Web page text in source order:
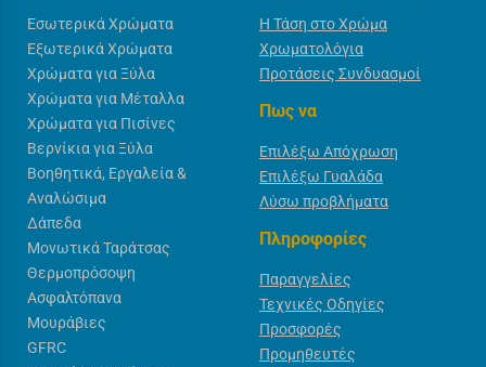
Εσωτερικά Χρώματα
Εξωτερικά Χρώματα
Χρώματα για Ξύλα
Χρώματα για Μέταλλα
Χρώματα για Πισίνες
Βερνίκια για Ξύλα
Βοηθητικά, Εργαλεία &
Αναλώσιμα
Δάπεδα
Μονωτικά Ταράτσας
Θερμοπρόσοψη
Ασφαλτόπανα
Μουράβιες
GFRC
Η Τάση στο Χρώμα
Χρωματολόγια
Προτάσεις Συνδυασμοί
Πως να
Επιλέξω Απόχρωση
Επιλέξω Γυαλάδα
Λύσω προβλήματα
Πληροφορίες
Παραγγελίες
Τεχνικές Οδηγίες
Προσφορές
Προμηθευτές